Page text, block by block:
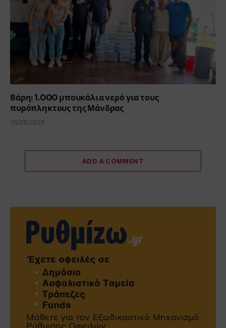
Βάρη: 1.000 μπουκάλια νερό για τους
πυρόπληκτους της Μάνδρας
05/08/2026
ADD A COMMENT